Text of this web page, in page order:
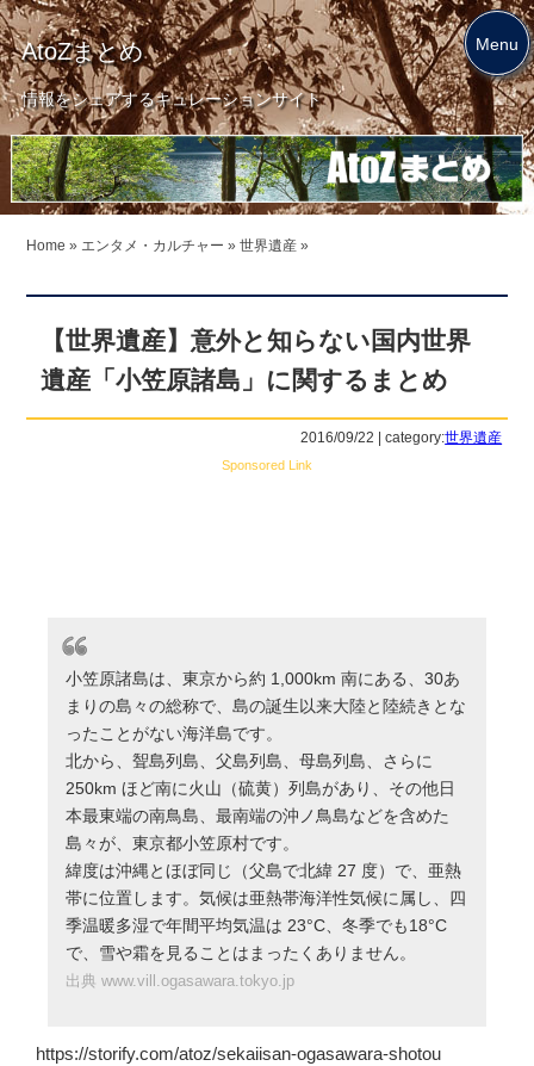
AtoZまとめ
情報をシェアするキュレーションサイト
Home » エンタメ・カルチャー » 世界遺産 »
【世界遺産】意外と知らない国内世界
遺産「小笠原諸島」に関するまとめ
2016/09/22 | category:世界遺産
Sponsored Link
小笠原諸島は、東京から約 1,000km 南にある、30あ
まりの島々の総称で、島の誕生以来大陸と陸続きとな
ったことがない海洋島です。
北から、聟島列島、父島列島、母島列島、さらに
250km ほど南に火山（硫黄）列島があり、その他日
本最東端の南鳥島、最南端の沖ノ鳥島などを含めた
島々が、東京都小笠原村です。
緯度は沖縄とほぼ同じ（父島で北緯 27 度）で、亜熱
帯に位置します。気候は亜熱帯海洋性気候に属し、四
季温暖多湿で年間平均気温は 23°C、冬季でも18°C
で、雪や霜を見ることはまったくありません。
出典 www.vill.ogasawara.tokyo.jp
https://storify.com/atoz/sekaiisan-ogasawara-shotou
Menu